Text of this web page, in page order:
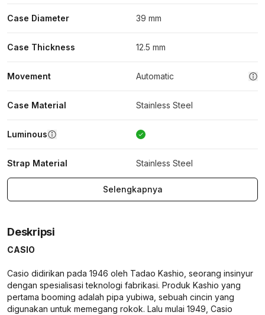
Case Diameter 39 mm
Case Thickness 12.5 mm
Movement Automatic
Case Material Stainless Steel
Luminous
Strap Material Stainless Steel
Selengkapnya
Deskripsi
CASIO
Casio didirikan pada 1946 oleh Tadao Kashio, seorang insinyur
dengan spesialisasi teknologi fabrikasi. Produk Kashio yang
pertama booming adalah pipa yubiwa, sebuah cincin yang
digunakan untuk memegang rokok. Lalu mulai 1949, Casio